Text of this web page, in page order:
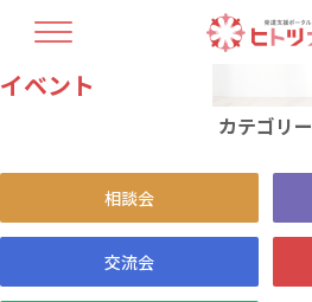
TOP
教室情報
イベント
カテゴリー
相談会
交流会